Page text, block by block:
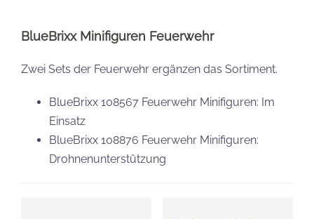
BlueBrixx Minifiguren Feuerwehr
Zwei Sets der Feuerwehr ergänzen das Sortiment.
BlueBrixx 108567 Feuerwehr Minifiguren: Im
Einsatz
BlueBrixx 108876 Feuerwehr Minifiguren:
Drohnenunterstützung